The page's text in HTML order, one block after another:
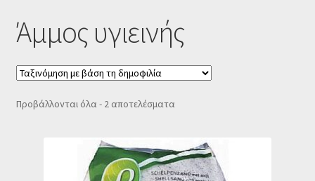
Δελτίο νέων
Άμμος υγιεινής
Προβάλλονται όλα - 2 αποτελέσματαSorted